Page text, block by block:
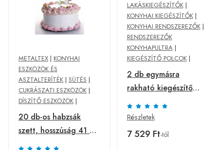
METALTEX | KONYHAI
ESZKÖZÖK ÉS
ASZTALTERÍTÉK | SÜTÉS |
CUKRÁSZATI ESZKÖZÖK |
DÍSZÍTŐ ESZKÖZÖK |
20 db-os habzsák
szett, hosszúság 41 cm
- Metaltex
LAKÁSKIEGÉSZÍTŐK|
KONYHAI KIEGÉSZÍTŐK|
KONYHAI RENDSZEREZŐK|
RENDSZEREZŐK
KONYHAPULTRA|
KIEGÉSZÍTŐ POLCOK|
2 db egymásra
rakható kiegészítő
polc - Metaltex
Részletek
7 529 Ft-tól